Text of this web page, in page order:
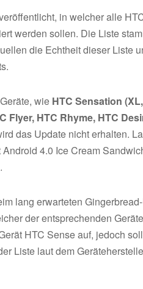
in welcher alle
werden sollen. Die Liste
die Echtheit dieser Liste
wie HTC Sensation
Flyer, HTC Rhyme, HTC
das Update nicht erhalten.
4.0 Ice Cream
lang erwarteten
der entsprechenden
HTC Sense auf, jedoch
Liste laut dem